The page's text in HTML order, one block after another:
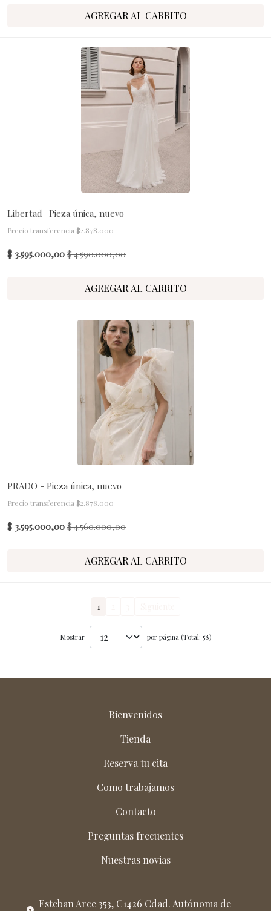
AGREGAR AL CARRITO
Libertad- Pieza única, nuevo
Precio transferencia $2.878.000
$ 3.595.000,00 $ 4.590.000,00
AGREGAR AL CARRITO
PRADO - Pieza única, nuevo
Precio transferencia $2.878.000
$ 3.595.000,00 $ 4.560.000,00
AGREGAR AL CARRITO
1
Mostrar por página (Total: 58)
Bienvenidos
Tienda
Reserva tu cita
Como trabajamos
Contacto
Preguntas frecuentes
Nuestras novias
Esteban Arce 353, C1426 Cdad. Autónoma de